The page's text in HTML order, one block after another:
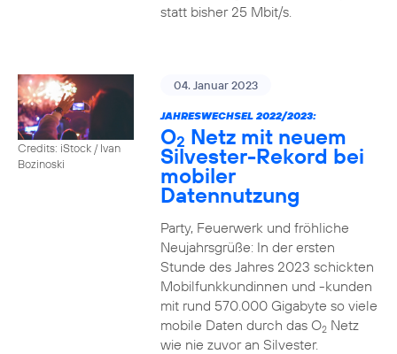
statt bisher 25 Mbit/s.
Credits: iStock / Ivan
Bozinoski
04. Januar 2023
JAHRESWECHSEL 2022/2023:
O2 Netz mit neuem
Silvester-Rekord bei
mobiler
Datennutzung
Party, Feuerwerk und fröhliche
Neujahrsgrüße: In der ersten
Stunde des Jahres 2023 schickten
Mobilfunkkundinnen und -kunden
mit rund 570.000 Gigabyte so viele
mobile Daten durch das O2Netz
wie nie zuvor an Silvester.